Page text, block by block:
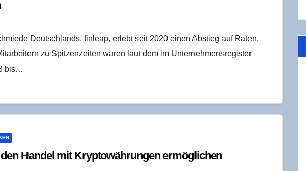
Deutschlands, finleap, erlebt seit 2020 einen Abstieg auf Raten.
zu Spitzenzeiten waren laut dem im Unternehmensregister
bis…
Han­del mit Kryp­to­wäh­run­gen ermöglichen